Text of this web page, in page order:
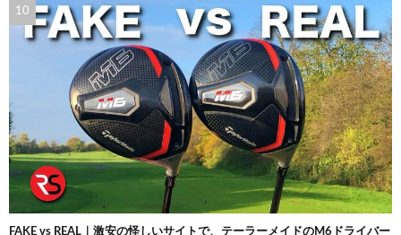
FAKE vs REAL｜激安の怪しいサイトで、テーラーメイドのM6ドライバー